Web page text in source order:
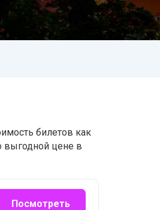
билетов как
выгодной цене в
Посмотреть